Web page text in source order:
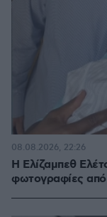
Η Ελίζαμπεθ
φωτογραφίες
08.08.2026, 22:26